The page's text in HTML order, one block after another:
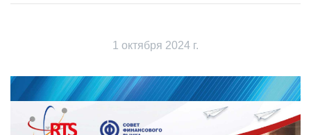
1 октября 2024 г.